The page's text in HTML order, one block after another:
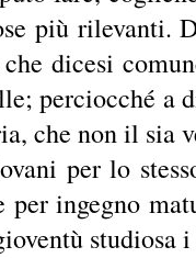
più rilevanti.
dicesi
perciocché a
che non il sia
per lo
per ingegno